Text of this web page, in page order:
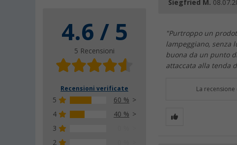
4.6 / 5
5 Recensioni
Recensioni verificate
5
60 %
4
40 %
3
2
Siegfried M.
"Purtroppo un
lampeggiano, senza
buona da un punto
attaccata alla tenda
La